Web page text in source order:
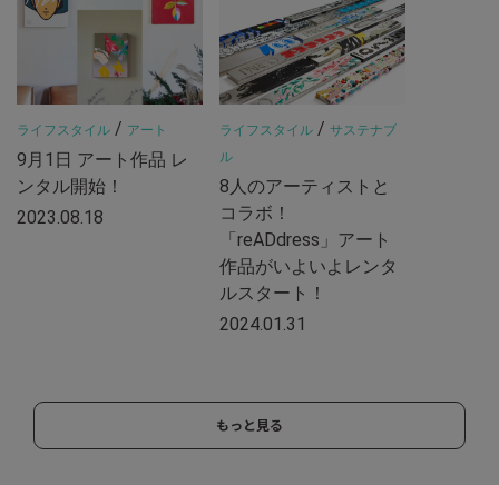
ライフスタイル / アート
9月1日 アート作品 レ
ンタル開始！
2023.08.18
ライフスタイル / サステナブ
ル
8人のアーティストと
コラボ！
「reADdress」アート
作品がいよいよレンタ
ルスタート！
2024.01.31
もっと見る